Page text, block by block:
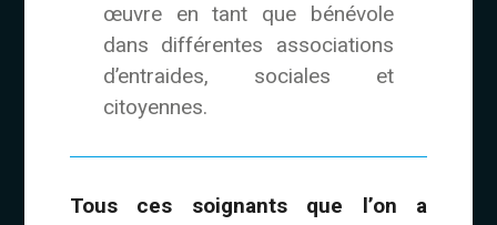
œuvre en tant que bénévole
dans différentes associations
d’entraides, sociales et
citoyennes.
Tous ces soignants que l’on a